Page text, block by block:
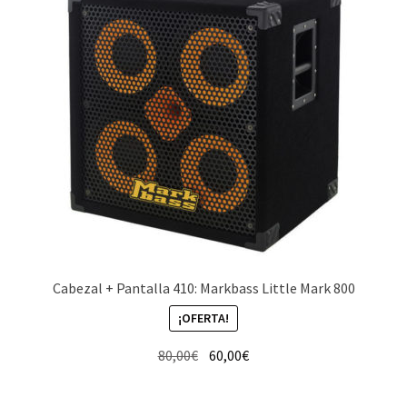
Cabezal + Pantalla 410: Markbass Little Mark 800
¡OFERTA!
80,00€ El60,00€El